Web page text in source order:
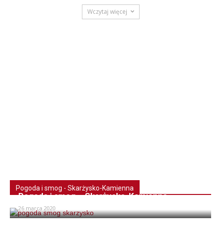
Wczytaj więcej
Pogoda i smog - Skarżysko-Kamienna
Pogoda i smog – Skarżysko-Kamienna
26 marca 2020